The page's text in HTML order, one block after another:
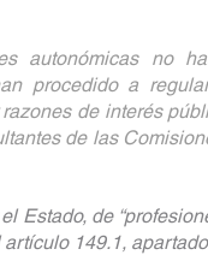
autonómicas no
procedido a
de interés
de las
Estado, de
149.1,